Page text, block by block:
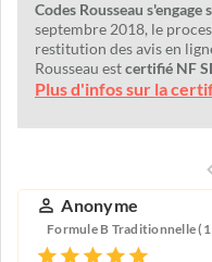
Codes Rousseau s'engage
septembre 2018, le
restitution des avis en
Rousseau estcertifié NF
Plus d'infos sur la
Anonyme
Formule B Traditionnelle